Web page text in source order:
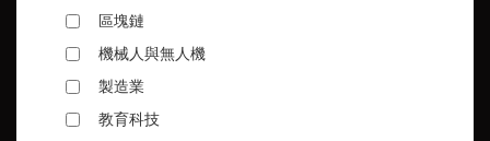
區塊鏈
機械人與無人機
製造業
教育科技